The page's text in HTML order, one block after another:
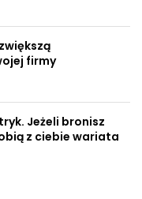
firmy
Jeżeli bronisz
z ciebie wariata